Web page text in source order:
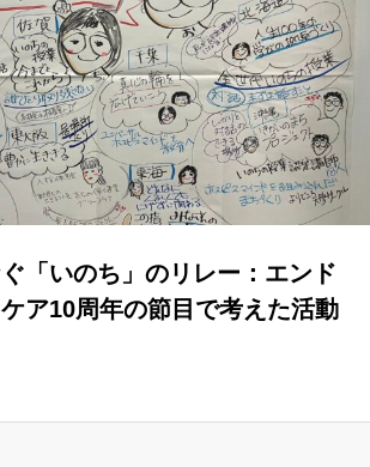
「いのち」のリレー：エンド
ア10周年の節目で考えた活動
運営規約